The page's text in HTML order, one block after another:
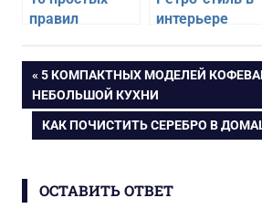
правил
дизайна
маленькой
квартиры
интерьере
Навигация
по
ПРЕДЫДУЩАЯ
ЗАПИСЬ:
5 КОМПАКТНЫХ МОДЕЛЕЙ
НЕБОЛЬШОЙ КУХНИ
СЛЕДУЮЩАЯ
ЗАПИСЬ:
КАК ПОЧИСТИТЬ СЕРЕБРО В
ОСТАВИТЬ ОТВЕТ